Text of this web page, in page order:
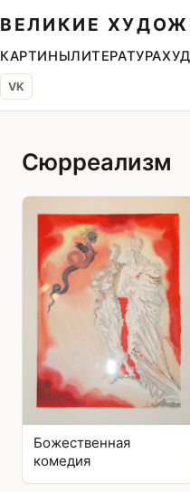
ВЕЛИКИЕ
КАРТИНЫЛИТЕРАТУРА
VK
Сюрреализм
Божественная
комедия